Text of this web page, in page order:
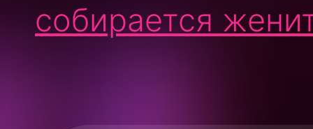
собирается